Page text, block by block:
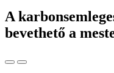
A
bevethető a